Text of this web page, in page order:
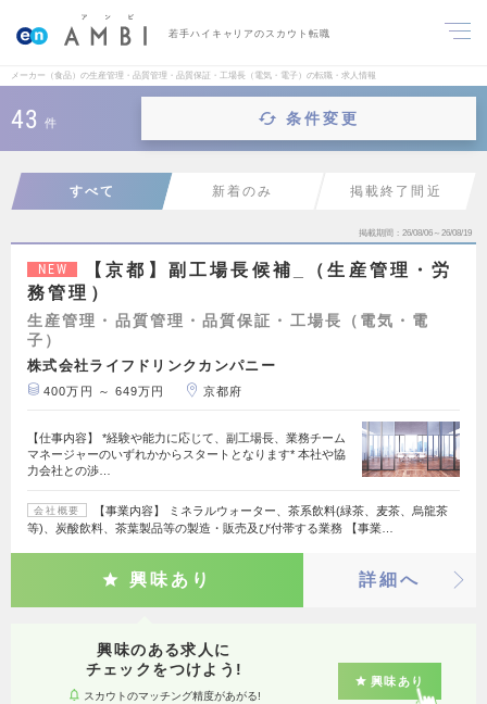
若手ハイキャリアのスカウト転職
メーカー（食品）の生産管理・品質管理・品質保証・工場長（電気・電子）の転職・求人情報
43 件 条件変更
すべて 新着のみ 掲載終了間近
掲載期間 26/08/06～26/08/19
NEW
【京都】副工場長候補_（生産管理・労
務管理）
生産管理・品質管理・品質保証・工場長（電気・電
子）
株式会社ライフドリンクカンパニー
400万円 ～ 649万円 京都府
【仕事内容】 *経験や能力に応じて、副工場長、業務チーム
マネージャーのいずれかからスタートとなります* 本社や協
力会社との渉…
会社概要
【事業内容】 ミネラルウォーター、茶系飲料(緑茶、麦茶、烏龍茶
等)、炭酸飲料、茶葉製品等の製造・販売及び付帯する業務 【事業…
興味あり 詳細へ
興味のある求人に
チェックをつけよう!
スカウトのマッチング精度があがる!
興味あり